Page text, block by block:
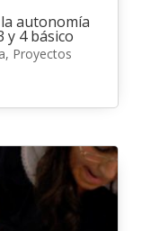
autonomía
y 4 básico
, Proyectos